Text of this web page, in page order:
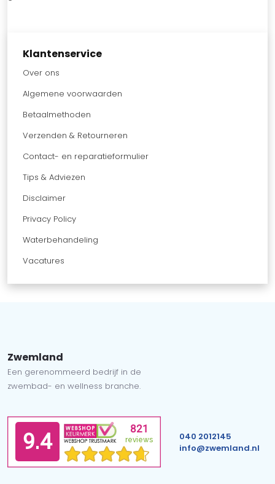
Klantenservice
Over ons
Algemene voorwaarden
Betaalmethoden
Verzenden & Retourneren
Contact- en reparatieformulier
Tips & Adviezen
Disclaimer
Privacy Policy
Waterbehandeling
Vacatures
Zwemland
Een gerenommeerd bedrijf in de
zwembad- en wellness branche.
040 2012145
info@zwemland.nl